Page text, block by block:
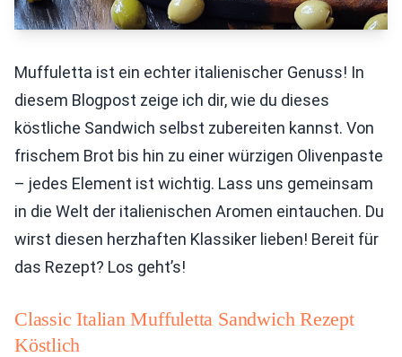
Muffuletta ist ein echter italienischer Genuss! In
diesem Blogpost zeige ich dir, wie du dieses
köstliche Sandwich selbst zubereiten kannst. Von
frischem Brot bis hin zu einer würzigen Olivenpaste
– jedes Element ist wichtig. Lass uns gemeinsam
in die Welt der italienischen Aromen eintauchen. Du
wirst diesen herzhaften Klassiker lieben! Bereit für
das Rezept? Los geht’s!
Classic Italian Muffuletta Sandwich Rezept
Köstlich